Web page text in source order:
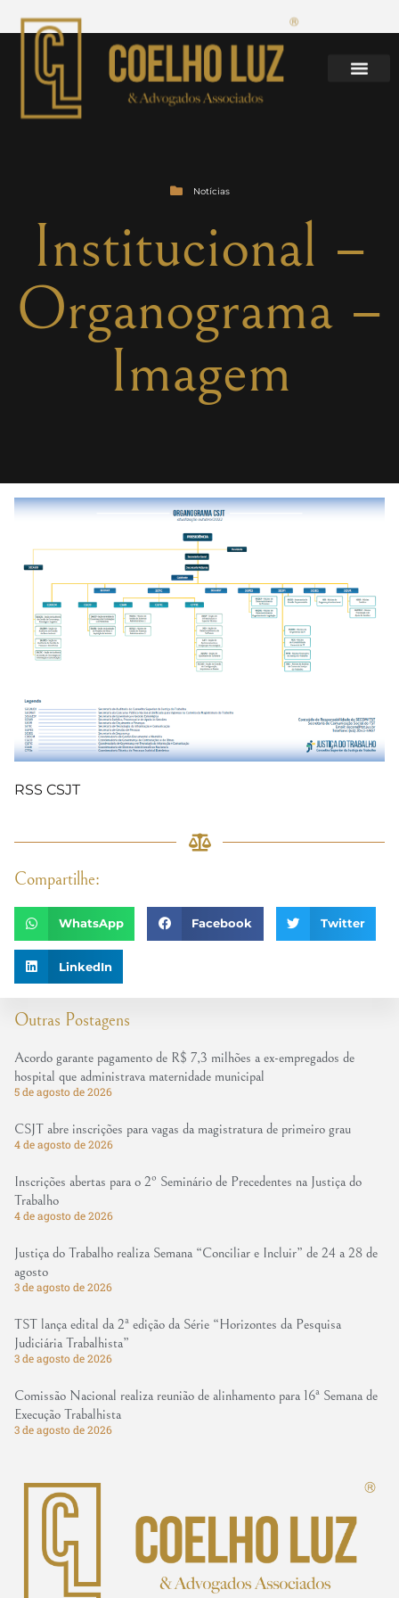
Notícias
Institucional –
Organograma –
Imagem
Outras Postagens
Acordo garante pagamento de R$ 7,3 milhões a ex-empregados de
hospital que administrava maternidade municipal
5 de agosto de 2026
CSJT abre inscrições para vagas da magistratura de primeiro grau
4 de agosto de 2026
Inscrições abertas para o 2º Seminário de Precedentes na Justiça do
Trabalho
4 de agosto de 2026
Justiça do Trabalho realiza Semana “Conciliar e Incluir” de 24 a 28 de
agosto
3 de agosto de 2026
TST lança edital da 2ª edição da Série “Horizontes da Pesquisa
Judiciária Trabalhista”
3 de agosto de 2026
Comissão Nacional realiza reunião de alinhamento para 16ª Semana de
Execução Trabalhista
3 de agosto de 2026
RSS CSJT
Compartilhe:
WhatsApp Facebook Twitter
LinkedIn